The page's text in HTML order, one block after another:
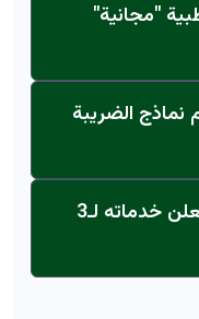
"مجانية"
الضريبة
عاجل: القناة تنطلق... مركز أورام الجامعة يحصل على الاعتماد النهائي ويعلن خدماته لـ3